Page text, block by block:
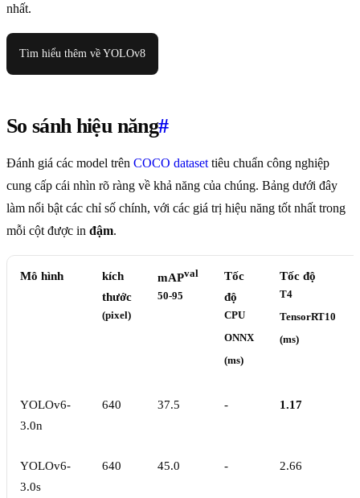
nhất.
Tìm hiểu thêm về YOLOv8
So sánh hiệu năng#
Đánh giá các model trên COCO dataset tiêu chuẩn công nghiệp
cung cấp cái nhìn rõ ràng về khả năng của chúng. Bảng dưới đây
làm nổi bật các chỉ số chính, với các giá trị hiệu năng tốt nhất trong
mỗi cột được in đậm.
Mô hình
kích
thước
(pixel)
mAPval
50-95
Tốc
độ
CPU
ONNX
(ms)
Tốc độ
T4
TensorRT10
(ms)
YOLOv6-
3.0n
640 37.5 - 1.17
YOLOv6-
3.0s
640 45.0 - 2.66